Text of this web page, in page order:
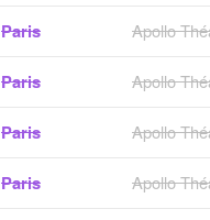
Paris Apollo
Paris Apollo
Paris Apollo
Paris Apollo